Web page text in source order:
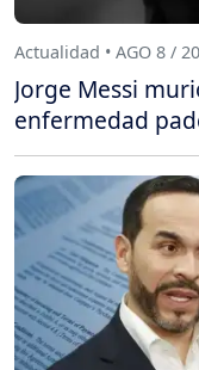
Actualidad • AGO 8 /
Jorge Messi
enfermedad